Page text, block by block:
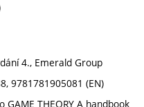
4., Emerald Group
9781781905081 (EN)
THEORY A handbook